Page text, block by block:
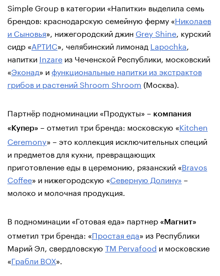
Simple Group в категории «Напитки» выделила семь
брендов: краснодарскую семейную ферму «Николаев
и Сыновья», нижегородский джин Grey Shine , курский
сидр «АРТИС», челябинский лимонад Lapochka
напитки Inzare из Чеченской Республики, московский
«Эконад» ифункциональные напитки из экстрактов
грибов и растений Shroom Shroom (Москва).
Партнёр подноминации «Продукты» – компания
«Купер» – отметил три бренда: московскую «Kitchen
Ceremony» – это коллекция исключительных специй
и предметов для кухни, превращающих
приготовление еды в церемонию, рязанский «Bravos
Coffee» и нижегородскую «Северную Долину» –
молоко и молочная продукция.
В подноминации «Готовая еда» партнер «Магнит»
отметил три бренда: «Простая еда» из Республики
Марий Эл, свердловскую ТМ Pervafood и московские
«Грабли ВОХ».